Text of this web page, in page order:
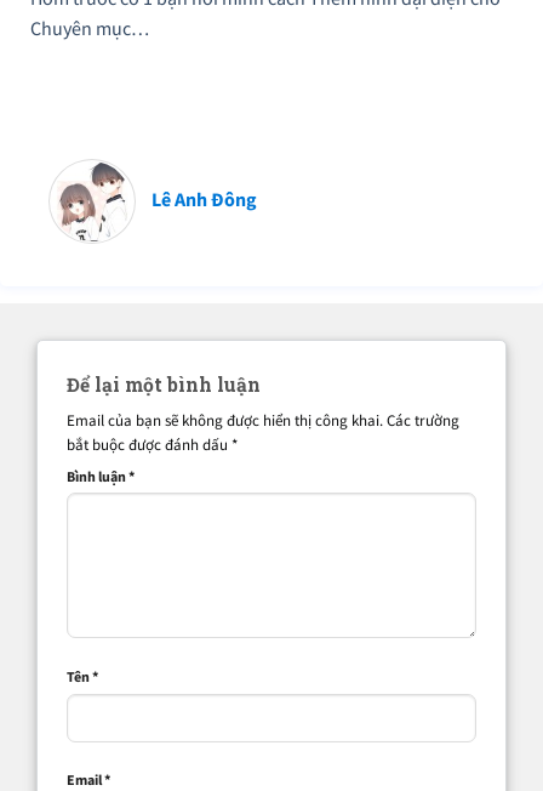
Chuyên mục…
Lê Anh Đông
Để lại một bình luận
Email của bạn sẽ không được hiển thị công khai.Các trường
bắt buộc được đánh dấu *
Bình luận*
Tên*
Email*